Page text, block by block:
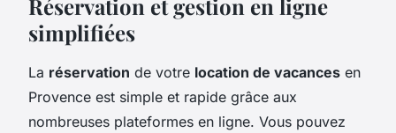
Réservation et gestion en ligne
simplifiées
La réservation de votre location de vacances en
Provence est simple et rapide grâce aux
nombreuses plateformes en ligne. Vous pouvez